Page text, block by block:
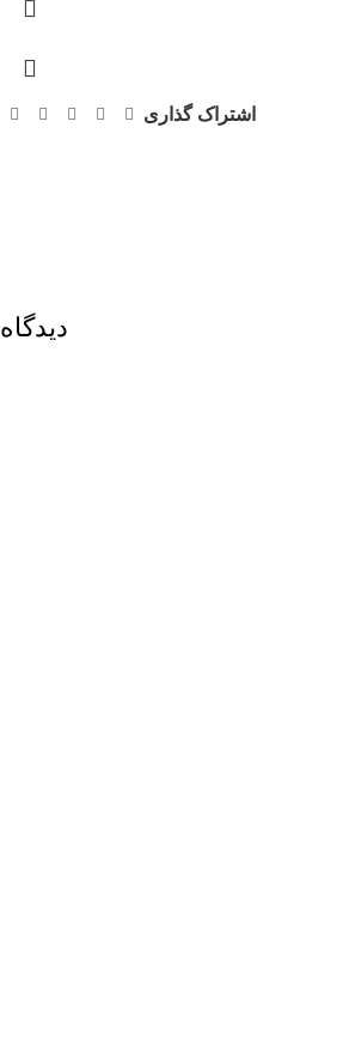
اشتراک گذاری
دیدگاه